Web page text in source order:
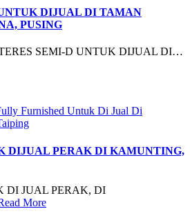
DIJUAL DI TAMAN
PUSING
SEMI-D UNTUK DIJUAL DI…
DIJUAL PERAK DI KAMUNTING,
DI JUAL PERAK, DI
More